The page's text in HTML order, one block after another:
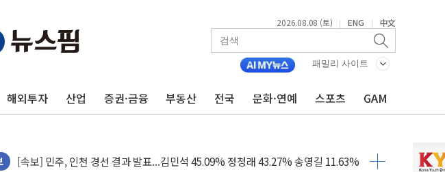
2026.08.08 (토) | ENG | 中文
패밀리 사이트
해외투자 산업 증권·금융 부동산 전국 문화·연예 스포츠 GAM
울진·영덕 '호우특보'-포항 '산사태 주의보'...경북도, 호우 피해·통제구간 없어
[종합] 김민석, 정청래에 '0.86%p' 차 재역전 성공...金 45.42% vs 鄭 44.56%
인천 합동연설회 나선 송영길·정청래·김민석 당대표 후보
인사하는 김민석 당대표 후보
[속보] 민주, 제주 경선 결과 발표...김민석 52.64% 정청래 39.89% 송영길 7.47%